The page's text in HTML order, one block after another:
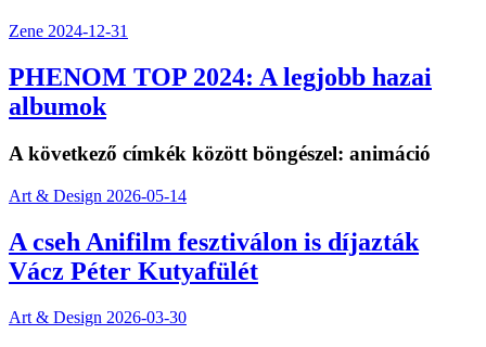
Zene 2024-12-31
PHENOM TOP 2024: A legjobb hazai
albumok
A következő címkék között böngészel: animáció
Art & Design 2026-05-14
A cseh Anifilm fesztiválon is díjazták
Vácz Péter Kutyafülét
Art & Design 2026-03-30